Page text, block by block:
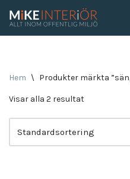
Hem \ Produkter märkta
Visar alla 2 resultat